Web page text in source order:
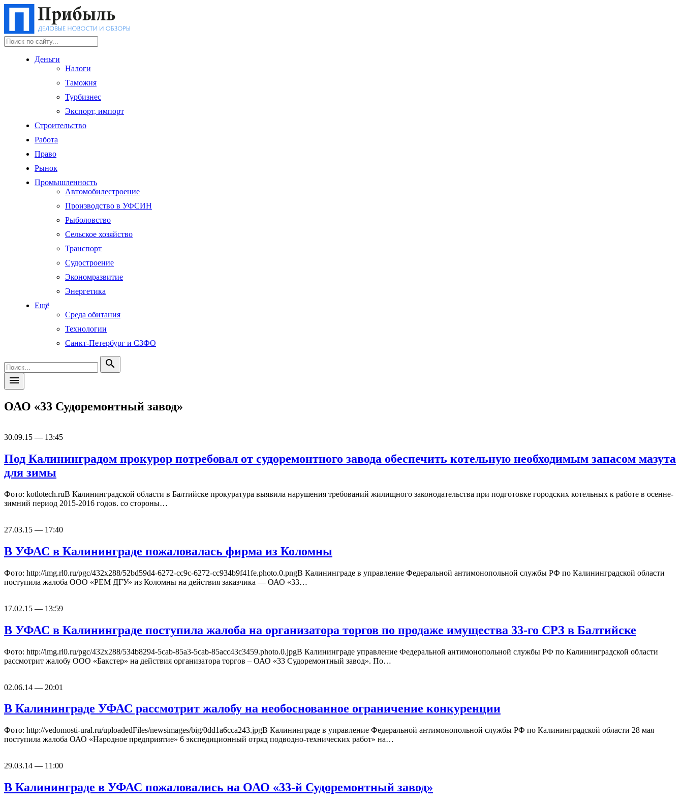
Деньги
Налоги
Таможня
Турбизнес
Экспорт, импорт
Строительство
Работа
Право
Рынок
Промышленность
Автомобилестроение
Производство в УФСИН
Рыболовство
Сельское хозяйство
Транспорт
Судостроение
Экономразвитие
Энергетика
Ещё
Среда обитания
Технологии
Санкт-Петербург и СЗФО
search
menu
ОАО «33 Судоремонтный завод»
30.09.15 — 13:45
Под Калининградом прокурор потребовал от судоремонтного завода обеспечить котельную необходимым запасом мазута
для зимы
Фото: kotlotech.ruВ Калининградской области в Балтийске прокуратура выявила нарушения требований жилищного законодательства при подготовке городских котельных к работе в осенне-
зимний период 2015-2016 годов. со стороны…
27.03.15 — 17:40
В УФАС в Калининграде пожаловалась фирма из Коломны
Фото: http://img.rl0.ru/pgc/432x288/52bd59d4-6272-cc9c-6272-cc934b9f41fe.photo.0.pngВ Калининграде в управление Федеральной антимонопольной службы РФ по Калининградской области
поступила жалоба ООО «РЕМ ДГУ» из Коломны на действия заказчика — ОАО «33…
17.02.15 — 13:59
В УФАС в Калининграде поступила жалоба на организатора торгов по продаже имущества 33-го СРЗ в Балтийске
Фото: http://img.rl0.ru/pgc/432x288/534b8294-5cab-85a3-5cab-85acc43c3459.photo.0.jpgВ Калининграде управление Федеральной антимонопольной службы РФ по Калининградской области
рассмотрит жалобу ООО «Бакстер» на действия организатора торгов – ОАО «33 Судоремонтный завод». По…
02.06.14 — 20:01
В Калининграде УФАС рассмотрит жалобу на необоснованное ограничение конкуренции
Фото: http://vedomosti-ural.ru/uploadedFiles/newsimages/big/0dd1a6cca243.jpgВ Калининграде в управление Федеральной антимонопольной службы РФ по Калининградской области 28 мая
поступила жалоба ОАО «Народное предприятие» 6 экспедиционный отряд подводно-технических работ» на…
29.03.14 — 11:00
В Калининграде в УФАС пожаловались на ОАО «33-й Судоремонтный завод»